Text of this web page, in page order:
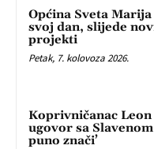
Općina Sveta
svoj dan, slijede
projekti
Petak, 7. kolovoza 2026.
Koprivničanac
ugovor sa
puno znači’